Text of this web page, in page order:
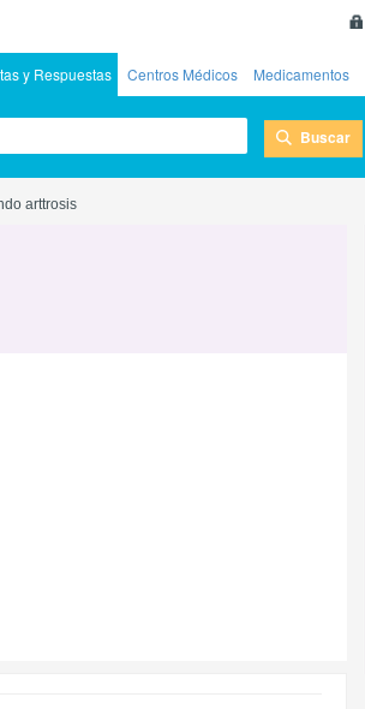
y Respuestas Centros Médicos Medicamentos
Buscar
arttrosis